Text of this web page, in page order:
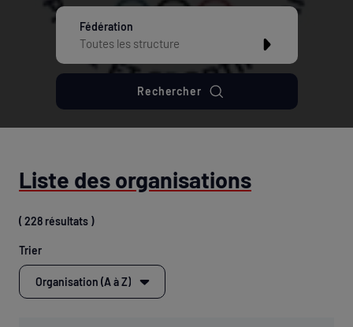
Fédération
Toutes les structure
Rechercher
Liste des organisations
( 228 résultats )
Trier